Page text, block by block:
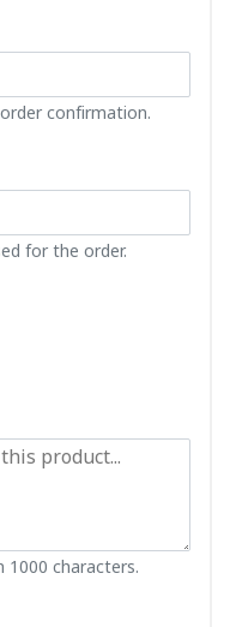
confirmation.
for the order.
1000 characters.